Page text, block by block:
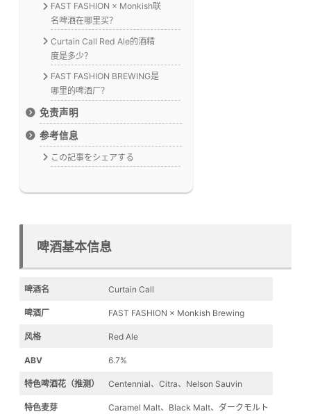
FAST FASHION × Monkish联
名啤酒在哪里买？
Curtain Call Red Ale的酒精
度是多少？
FAST FASHION BREWING是
哪里的啤酒厂？
免责声明
参考信息
この記事をシェアする
啤酒基本信息
啤酒名 Curtain Call
啤酒厂 FAST FASHION × Monkish Brewing
风格 Red Ale
ABV 6.7%
特色啤酒花（推测） Centennial、Citra、Nelson Sauvin
特色麦芽 Caramel Malt、Black Malt、ダークモルト